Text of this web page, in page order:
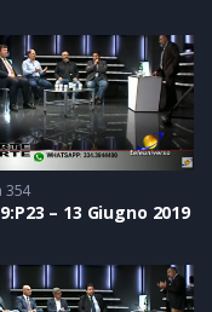
354
– 13 Giugno 2019